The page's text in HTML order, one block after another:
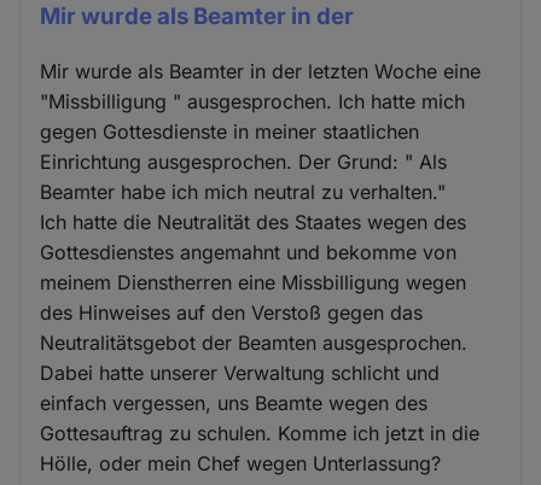
Mir wurde als Beamter in der
Mir wurde als Beamter in der letzten Woche eine
"Missbilligung " ausgesprochen. Ich hatte mich
gegen Gottesdienste in meiner staatlichen
Einrichtung ausgesprochen. Der Grund: " Als
Beamter habe ich mich neutral zu verhalten."
Ich hatte die Neutralität des Staates wegen des
Gottesdienstes angemahnt und bekomme von
meinem Dienstherren eine Missbilligung wegen
des Hinweises auf den Verstoß gegen das
Neutralitätsgebot der Beamten ausgesprochen.
Dabei hatte unserer Verwaltung schlicht und
einfach vergessen, uns Beamte wegen des
Gottesauftrag zu schulen. Komme ich jetzt in die
Hölle, oder mein Chef wegen Unterlassung?